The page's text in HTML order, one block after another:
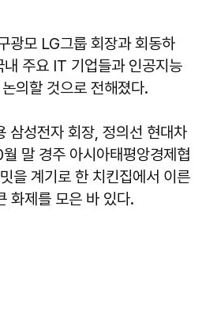
광모 LG그룹 회장과 회동하
주요 IT 기업들과 인공지능
의할 것으로 전해졌다.
삼성전자 회장, 정의선 현대차
말 경주 아시아태평앙경제협
을 계기로 한 치킨집에서 이른
화제를 모은 바 있다.